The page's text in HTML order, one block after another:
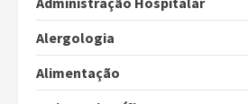
Alergologia
Alimentação